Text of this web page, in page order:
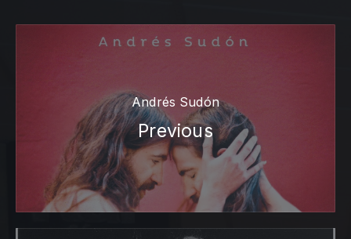
Andrés Sudón
Previous